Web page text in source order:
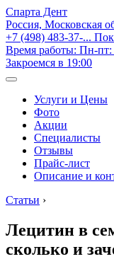
Спарта Дент
Россия, Московская
+7 (498) 483-37-...
Время работы: Пн-
Закроемся в 19:00
Услуги и Цены
Фото
Акции
Специалисты
Отзывы
Прайс-лист
Описание и
Статьи ›
Лецитин в
сколько и